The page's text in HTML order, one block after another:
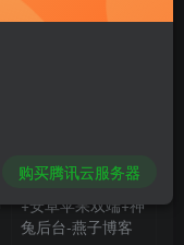
购买腾讯云服务器